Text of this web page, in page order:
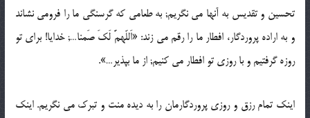
تحسین و تقدیس به آنها می نگریم; به طعامی که گرسنگی ما را فرومی نشاند
و به اراده پروردگار، افطار ما را رقم می زند: «اَللّهمَّ لَکَ صَمنا…; خدایا! برای تو
روزه گرفتیم و با روزی تو افطار می کنیم; از ما بپذیر…».
اینک تمام رزق و روزی پروردگارمان را به دیده منت و تبرک می نگریم. اینک